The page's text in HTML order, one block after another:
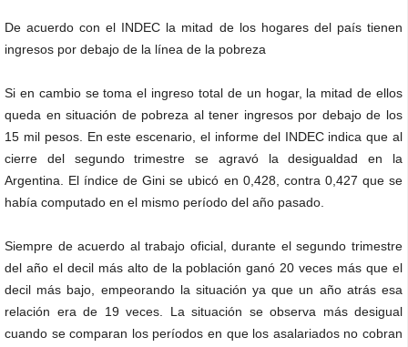
De acuerdo con el INDEC la mitad de los hogares del país tienen
ingresos por debajo de la línea de la pobreza
Si en cambio se toma el ingreso total de un hogar, la mitad de ellos
queda en situación de pobreza al tener ingresos por debajo de los
15 mil pesos. En este escenario, el informe del INDEC indica que al
cierre del segundo trimestre se agravó la desigualdad en la
Argentina. El índice de Gini se ubicó en 0,428, contra 0,427 que se
había computado en el mismo período del año pasado.
Siempre de acuerdo al trabajo oficial, durante el segundo trimestre
del año el decil más alto de la población ganó 20 veces más que el
decil más bajo, empeorando la situación ya que un año atrás esa
relación era de 19 veces. La situación se observa más desigual
cuando se comparan los períodos en que los asalariados no cobran